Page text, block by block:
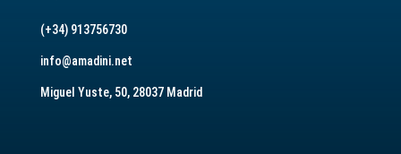
(+34) 913756730
info@amadini.net
Miguel Yuste, 50, 28037 Madrid